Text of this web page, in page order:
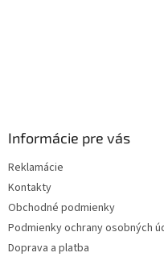
Informácie pre vás
Reklamácie
Kontakty
Obchodné podmienky
Podmienky ochrany osobných
Doprava a platba